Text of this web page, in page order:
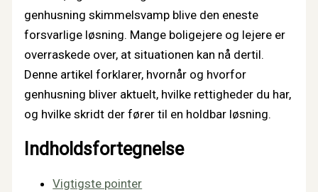
genhusning skimmelsvamp blive den eneste
forsvarlige løsning. Mange boligejere og lejere er
overraskede over, at situationen kan nå dertil.
Denne artikel forklarer, hvornår og hvorfor
genhusning bliver aktuelt, hvilke rettigheder du har,
og hvilke skridt der fører til en holdbar løsning.
Indholdsfortegnelse
Vigtigste pointer